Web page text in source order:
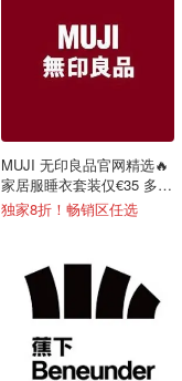
MUJI 无印良品官网精选🔥
家居服睡衣套装仅€35 多色
可选
独家8折！畅销区任选